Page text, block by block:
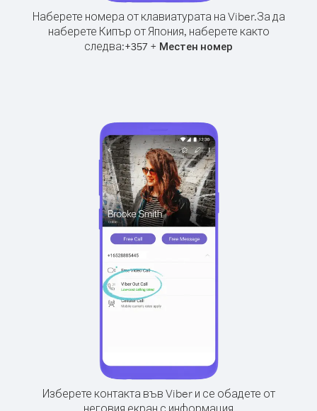
Наберете номера от клавиатурата на Viber.За да
наберете Кипър от Япония, наберете както
следва:+357 + Местен номер
Изберете контакта във Viber и се обадете от
неговия екран с информация